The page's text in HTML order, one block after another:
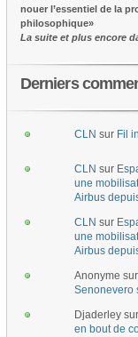
nouer l’essentiel de la
philosophique»
La suite et plus encore
Derniers
CLN sur Fil
CLN sur
une
Airbus
CLN sur
une
Airbus
Anonyme sur
Senonevero
Djaderley sur
en bout de